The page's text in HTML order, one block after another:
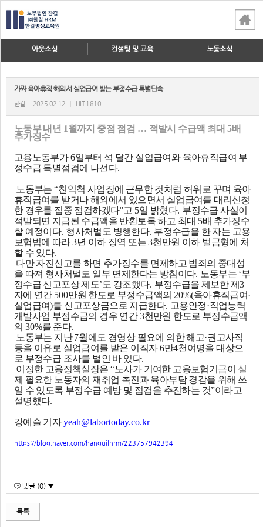
아웃소싱 컨설팅 및 교육 노동소식
가짜 육아휴직·해외서 실업급여 받는 부정수급 특별단속
한길 2025.02.12 HIT 1810
노동부 내년 1월까지 중점 점검 … 적발시 수급액 최대5배
추가징수
고용노동부가6일부터 석 달간 실업급여와 육아휴직급여 부
정수급 특별점검에 나선다.
노동부는“친익척 사업장에 근무한 것처럼 허위로 꾸며 육아
휴직급여를 받거나 해외에서 있으면서 실업급여를 대리신청
한 경우를 집중 점검하겠다”고 5일 밝혔다. 부정수급 사실이
적발되면 지급된 수급액을 반환토록 하고 최대 5배 추가징수
할 예정이다. 형사처벌도 병행한다. 부정수급을 한 자는 고용
보험법에 따라3년 이하 징역 또는3천만원 이하 벌금형에 처
할 수 있다.
다만 자진신고를 하면 추가징수를 면제하고 범죄의 중대성
을 따져 형사처벌도 일부 면제한다는 방침이다. 노동부는 ‘부
정수급 신고포상 제도’ 도 강조했다. 부정수급을 제보한 제3
자에 연간 500만원 한도로 부정수급액의 20%(육아휴직급여·
실업급여)를 신고포상금으로 지급한다. 고용안정·직업능력
개발사업 부정수급의 경우 연간3천만원 한도로 부정수급액
의 30%를 준다.
노동부는 지난7월에도 경영상 필요에 의한 해고·권고사직
등을 이유로 실업급여를 받은 이직자6만4천여명을 대상으
로 부정수급 조사를 벌인 바 있다.
이정한 고용정책실장은“노사가 기여한 고용보험기금이 실
제 필요한 노동자의 재취업 촉진과 육아부담 경감을 위해 쓰
일 수 있도록 부정수급 예방 및 점검을 추진하는 것”이라고
설명했다.
강예슬 기자yeah@labortoday.co.kr
https://blog.naver.com/hanguilhrm/223757942394
댓글 (0) ▼
목록